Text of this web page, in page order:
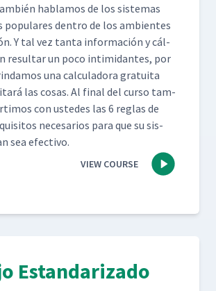
hablam­os de los sis­temas
pop­u­lares den­tro de los ambi­entes
Y tal vez tan­ta infor­ma­ción y cál­
resul­tar un poco intim­i­dantes, por
una cal­cu­lado­ra gra­tui­ta
las cosas. Al final del cur­so tam­
con ust­edes las 6 reglas de
nece­sar­ios para que su sis­
sea efectivo.
VIEW COURSE
Estandarizado